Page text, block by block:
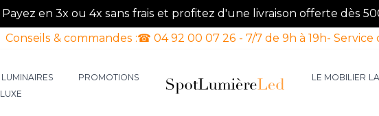
Payez en 3x ou 4x sans frais et profitez d'une livraison offerte dès
Conseils & commandes :☎ 04 92 00 07 26 - 7/7 de 9h à 19h-
LUMINAIRES
LUXE
PROMOTIONS LE MOBILIER